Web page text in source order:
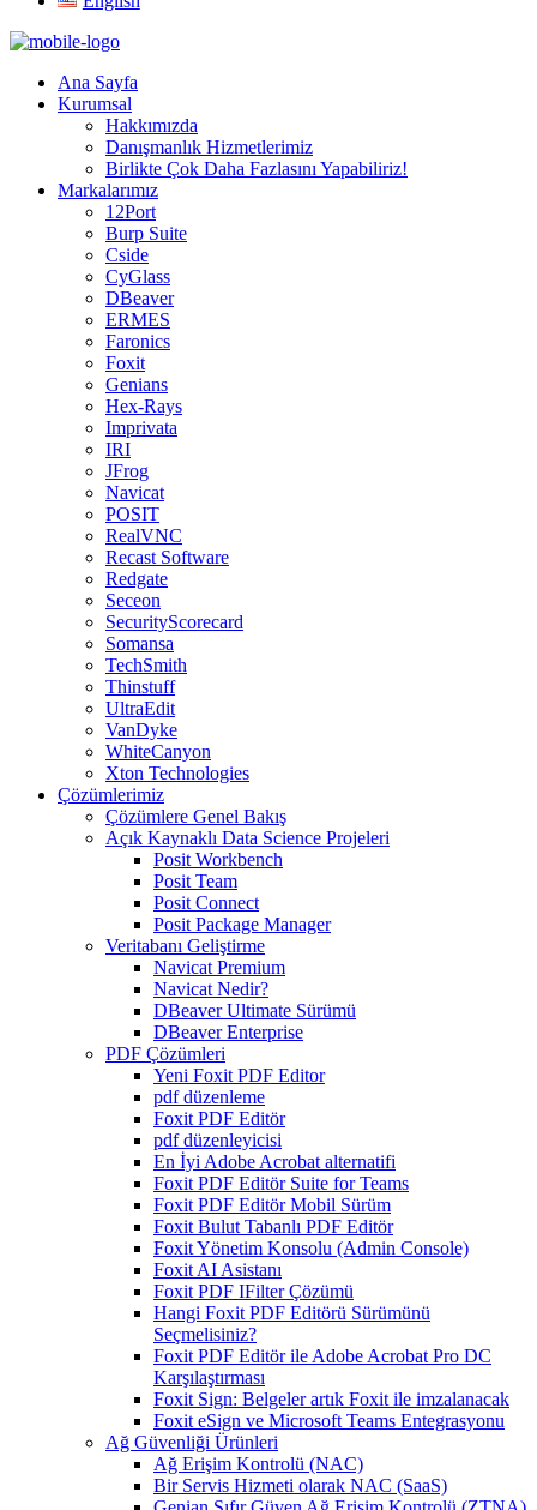
Ana Sayfa
Kurumsal
Hakkımızda
Danışmanlık Hizmetlerimiz
Birlikte Çok Daha Fazlasını Yapabiliriz!
Markalarımız
12Port
Burp Suite
Cside
CyGlass
DBeaver
ERMES
Faronics
Foxit
Genians
Hex-Rays
Imprivata
IRI
JFrog
Navicat
POSIT
RealVNC
Recast Software
Redgate
Seceon
SecurityScorecard
Somansa
TechSmith
Thinstuff
UltraEdit
VanDyke
WhiteCanyon
Xton Technologies
Çözümlerimiz
Çözümlere Genel Bakış
Açık Kaynaklı Data Science Projeleri
Posit Workbench
Posit Team
Posit Connect
Posit Package Manager
Veritabanı Geliştirme
Navicat Premium
Navicat Nedir?
DBeaver Ultimate Sürümü
DBeaver Enterprise
PDF Çözümleri
Yeni Foxit PDF Editor
pdf düzenleme
Foxit PDF Editör
pdf düzenleyicisi
En İyi Adobe Acrobat alternatifi
Foxit PDF Editör Suite for Teams
Foxit PDF Editör Mobil Sürüm
Foxit Bulut Tabanlı PDF Editör
Foxit Yönetim Konsolu (Admin Console)
Foxit AI Asistanı
Foxit PDF IFilter Çözümü
Hangi Foxit PDF Editörü Sürümünü
Seçmelisiniz?
Foxit PDF Editör ile Adobe Acrobat Pro DC
Karşılaştırması
Foxit Sign: Belgeler artık Foxit ile imzalanacak
Foxit eSign ve Microsoft Teams Entegrasyonu
Ağ Güvenliği Ürünleri
Ağ Erişim Kontrolü (NAC)
Bir Servis Hizmeti olarak NAC (SaaS)